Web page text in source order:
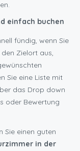
einfach buchen
fündig, wenn Sie
Zielort aus,
Sie eine Liste mit
das Drop down
oder Bewertung
Sie einen guten
in der